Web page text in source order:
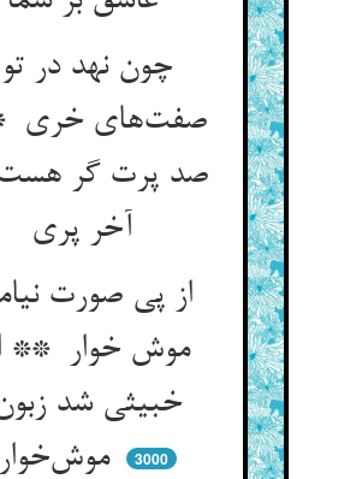
چون نهد در تو
صفت‌های خری
صد پرت گر هست
از پی صورت
موش خوار **
خبیثی شد
موش‌خوار
3000